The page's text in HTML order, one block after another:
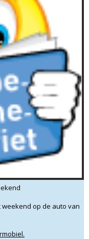
weekend op de auto van